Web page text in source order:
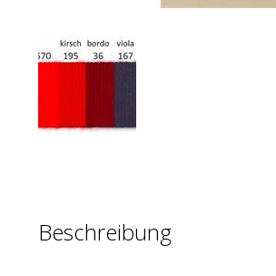
Beschreibung